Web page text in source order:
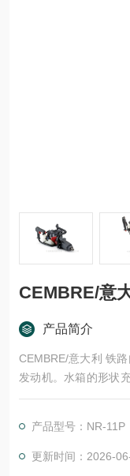
产品简介
CEMBRE/意大利 铁路内燃冲击扳手，配备*且易于维护的二冲程
发动机。水箱的形状
高于标准的自主性。
入减震油脂中，可保
纳在体内。配备5级功
产品型号：NR-11P
更新时间：2026-